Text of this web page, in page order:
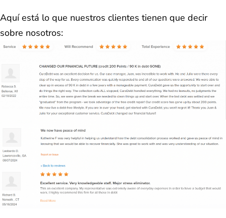
Aquí está lo que nuestros clientes tienen que decir
sobre nosotros: